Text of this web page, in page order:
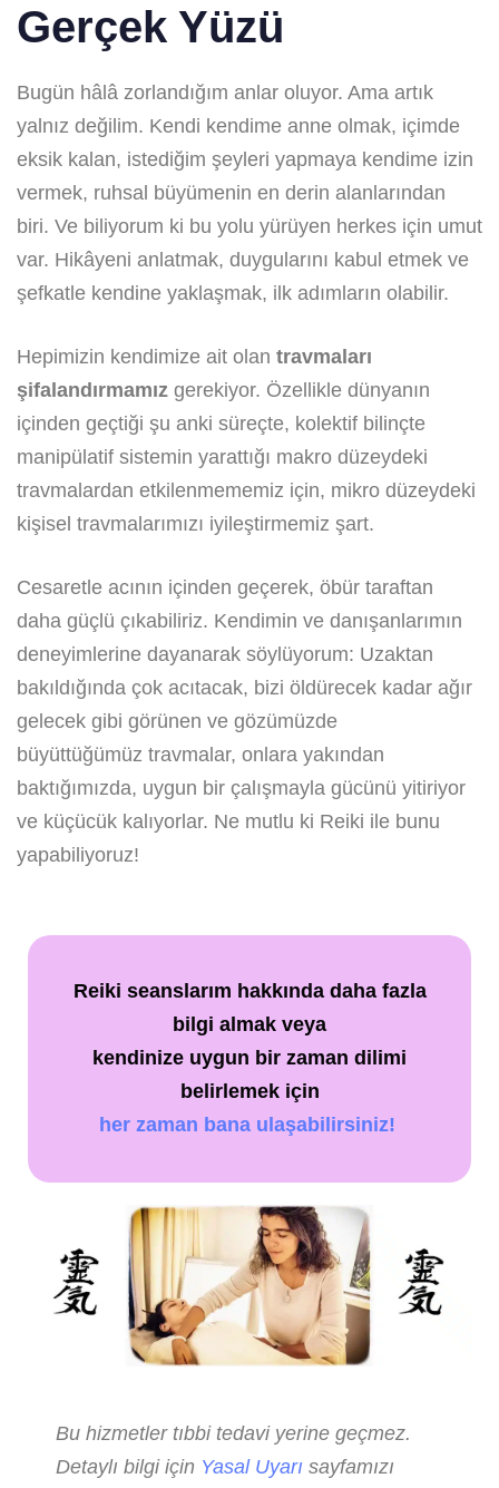
Gerçek Yüzü
Bugün hâlâ zorlandığım anlar oluyor. Ama artık
yalnız değilim. Kendi kendime anne olmak, içimde
eksik kalan, istediğim şeyleri yapmaya kendime izin
vermek, ruhsal büyümenin en derin alanlarından
biri. Ve biliyorum ki bu yolu yürüyen herkes için umut
var. Hikâyeni anlatmak, duygularını kabul etmek ve
şefkatle kendine yaklaşmak, ilk adımların olabilir.
Hepimizin kendimize ait olan travmaları
şifalandırmamız gerekiyor. Özellikle dünyanın
içinden geçtiği şu anki süreçte, kolektif bilinçte
manipülatif sistemin yarattığı makro düzeydeki
travmalardan etkilenmememiz için, mikro düzeydeki
kişisel travmalarımızı iyileştirmemiz şart.
Cesaretle acının içinden geçerek, öbür taraftan
daha güçlü çıkabiliriz. Kendimin ve danışanlarımın
deneyimlerine dayanarak söylüyorum: Uzaktan
bakıldığında çok acıtacak, bizi öldürecek kadar ağır
gelecek gibi görünen ve gözümüzde
büyüttüğümüz travmalar, onlara yakından
baktığımızda, uygun bir çalışmayla gücünü yitiriyor
ve küçücük kalıyorlar. Ne mutlu ki Reiki ile bunu
yapabiliyoruz!
Reiki seanslarım hakkında daha fazla
bilgi almak veya
kendinize uygun bir zaman dilimi
belirlemek için
her zaman bana ulaşabilirsiniz!
Bu hizmetler tıbbi tedavi yerine geçmez.
Detaylı bilgi için Yasal Uyarı sayfamızı